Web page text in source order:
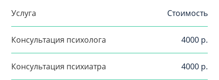
Услуга Стоимость
Консультация психолога 4000 р.
Консультация психиатра 4000 р.